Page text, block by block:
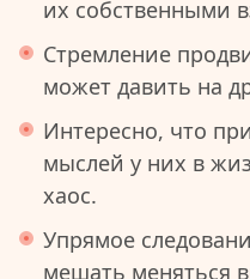
их собственными
Стремление
может давить на
Интересно, что
мыслей у них в
хаос.
Упрямое
мешать меняться